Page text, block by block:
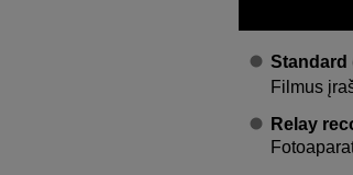
Standard
Filmus
Relay